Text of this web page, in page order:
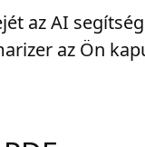
az AI
az Ön